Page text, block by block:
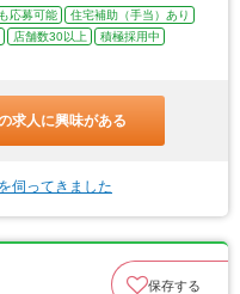
応募可能
住宅補助（手当）あり
店舗数30以上
積極採用中
求人に興味がある
伺ってきました
保存する